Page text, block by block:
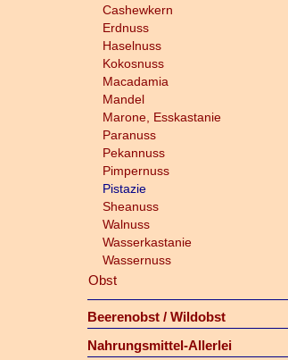
Cashewkern
Erdnuss
Haselnuss
Kokosnuss
Macadamia
Mandel
Marone, Esskastanie
Paranuss
Pekannuss
Pimpernuss
Pistazie
Sheanuss
Walnuss
Wasserkastanie
Wassernuss
Obst
Beerenobst / Wildobst
Nahrungsmittel-Allerlei